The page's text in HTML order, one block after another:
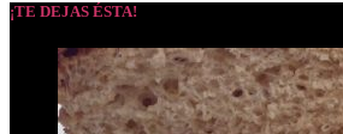
¡TE DEJAS ÉSTA!